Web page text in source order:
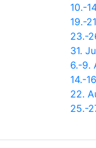
10.-
19.-
23.-
31.
6.-9.
14.-
22.
25.-